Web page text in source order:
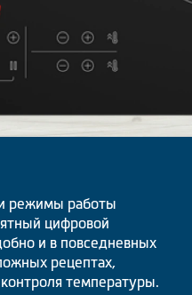
режимы работы
цифровой
и в повседневных
рецептах,
температуры.